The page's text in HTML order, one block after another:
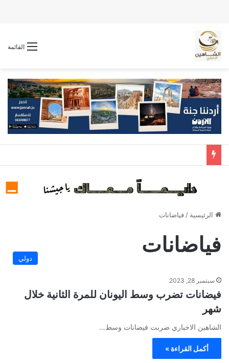
القائمة
الرئيسية / فياضانات
فياضانات
دولي
سبتمبر 28, 2023
فيضانات تضرب وسط اليونان للمرة الثانية خلال
شهر
الشاهين الاخباري ضربت فيضانات وسط…
أكمل القراءة »